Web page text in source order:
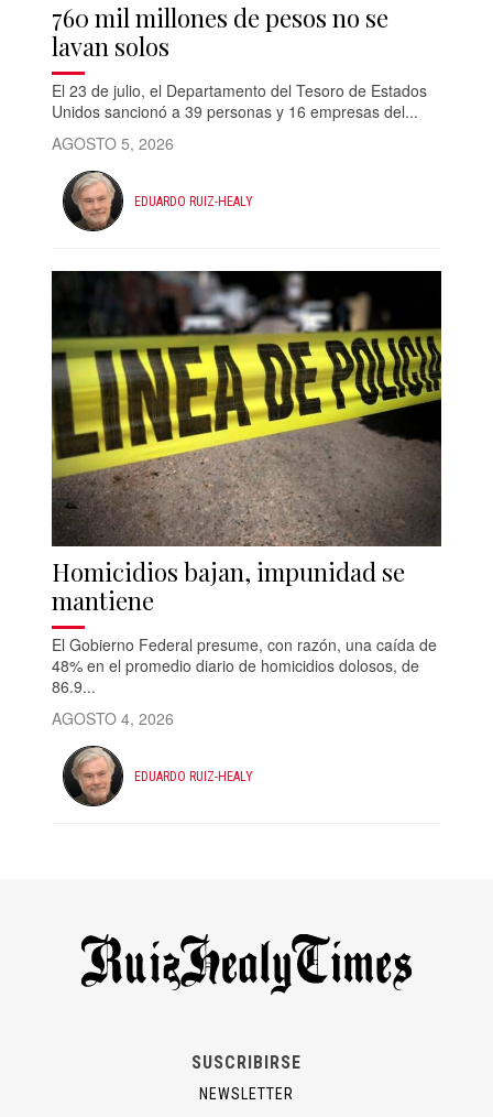
760 mil millones de pesos no se
lavan solos
El 23 de julio, el Departamento del Tesoro de Estados
Unidos sancionó a 39 personas y 16 empresas del...
AGOSTO 5, 2026
EDUARDO RUIZ-HEALY
Homicidios bajan, impunidad se
mantiene
El Gobierno Federal presume, con razón, una caída de
48% en el promedio diario de homicidios dolosos, de
86.9...
AGOSTO 4, 2026
EDUARDO RUIZ-HEALY
SUSCRIBIRSE
NEWSLETTER